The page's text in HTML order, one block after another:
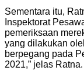
Sementara itu,
Inspektorat
pemeriksaan
yang dilakukan
berpegang pada
2021,” jelas Ratna.